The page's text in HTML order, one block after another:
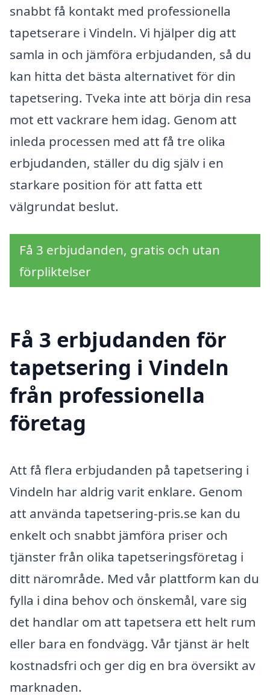
snabbt få kontakt med professionella
tapetserare i Vindeln. Vi hjälper dig att
samla in och jämföra erbjudanden, så du
kan hitta det bästa alternativet för din
tapetsering. Tveka inte att börja din resa
mot ett vackrare hem idag. Genom att
inleda processen med att få tre olika
erbjudanden, ställer du dig själv i en
starkare position för att fatta ett
välgrundat beslut.
Få 3 erbjudanden, gratis och utan
förpliktelser
Få 3 erbjudanden för
tapetsering i Vindeln
från professionella
företag
Att få flera erbjudanden på tapetsering i
Vindeln har aldrig varit enklare. Genom
att använda tapetsering-pris.se kan du
enkelt och snabbt jämföra priser och
tjänster från olika tapetseringsföretag i
ditt närområde. Med vår plattform kan du
fylla i dina behov och önskemål, vare sig
det handlar om att tapetsera ett helt rum
eller bara en fondvägg. Vår tjänst är helt
kostnadsfri och ger dig en bra översikt av
marknaden.